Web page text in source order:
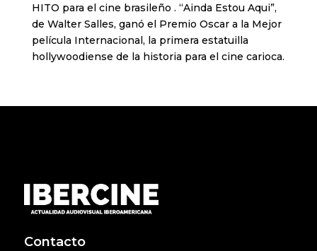
HITO para el cine brasileño . “Ainda Estou Aqui”,
de Walter Salles, ganó el Premio Oscar a la Mejor
película Internacional, la primera estatuilla
hollywoodiense de la historia para el cine carioca.
Contacto